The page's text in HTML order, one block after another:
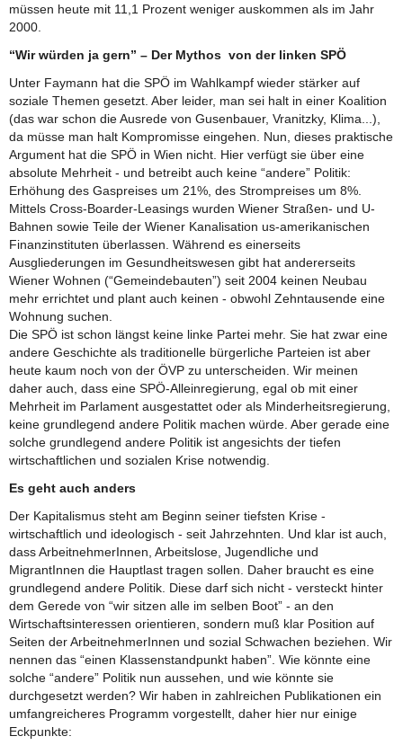
müssen heute mit 11,1 Prozent weniger auskommen als im Jahr
2000.
“Wir würden ja gern” – Der Mythos von der linken SPÖ
Unter Faymann hat die SPÖ im Wahlkampf wieder stärker auf
soziale Themen gesetzt. Aber leider, man sei halt in einer Koalition
(das war schon die Ausrede von Gusenbauer, Vranitzky, Klima...),
da müsse man halt Kompromisse eingehen. Nun, dieses praktische
Argument hat die SPÖ in Wien nicht. Hier verfügt sie über eine
absolute Mehrheit - und betreibt auch keine “andere” Politik:
Erhöhung des Gaspreises um 21%, des Strompreises um 8%.
Mittels Cross-Boarder-Leasings wurden Wiener Straßen- und U-
Bahnen sowie Teile der Wiener Kanalisation us-amerikanischen
Finanzinstituten überlassen. Während es einerseits
Ausgliederungen im Gesundheitswesen gibt hat andererseits
Wiener Wohnen (“Gemeindebauten”) seit 2004 keinen Neubau
mehr errichtet und plant auch keinen - obwohl Zehntausende eine
Wohnung suchen.
Die SPÖ ist schon längst keine linke Partei mehr. Sie hat zwar eine
andere Geschichte als traditionelle bürgerliche Parteien ist aber
heute kaum noch von der ÖVP zu unterscheiden. Wir meinen
daher auch, dass eine SPÖ-Alleinregierung, egal ob mit einer
Mehrheit im Parlament ausgestattet oder als Minderheitsregierung,
keine grundlegend andere Politik machen würde. Aber gerade eine
solche grundlegend andere Politik ist angesichts der tiefen
wirtschaftlichen und sozialen Krise notwendig.
Es geht auch anders
Der Kapitalismus steht am Beginn seiner tiefsten Krise -
wirtschaftlich und ideologisch - seit Jahrzehnten. Und klar ist auch,
dass ArbeitnehmerInnen, Arbeitslose, Jugendliche und
MigrantInnen die Hauptlast tragen sollen. Daher braucht es eine
grundlegend andere Politik. Diese darf sich nicht - versteckt hinter
dem Gerede von “wir sitzen alle im selben Boot” - an den
Wirtschaftsinteressen orientieren, sondern muß klar Position auf
Seiten der ArbeitnehmerInnen und sozial Schwachen beziehen. Wir
nennen das “einen Klassenstandpunkt haben”. Wie könnte eine
solche “andere” Politik nun aussehen, und wie könnte sie
durchgesetzt werden? Wir haben in zahlreichen Publikationen ein
umfangreicheres Programm vorgestellt, daher hier nur einige
Eckpunkte: